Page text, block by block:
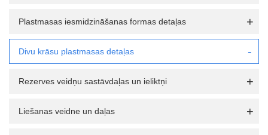
Plastmasas iesmidzināšanas formas detaļas
Divu krāsu plastmasas detaļas
Rezerves veidņu sastāvdaļas un ieliktņi
Liešanas veidne un daļas